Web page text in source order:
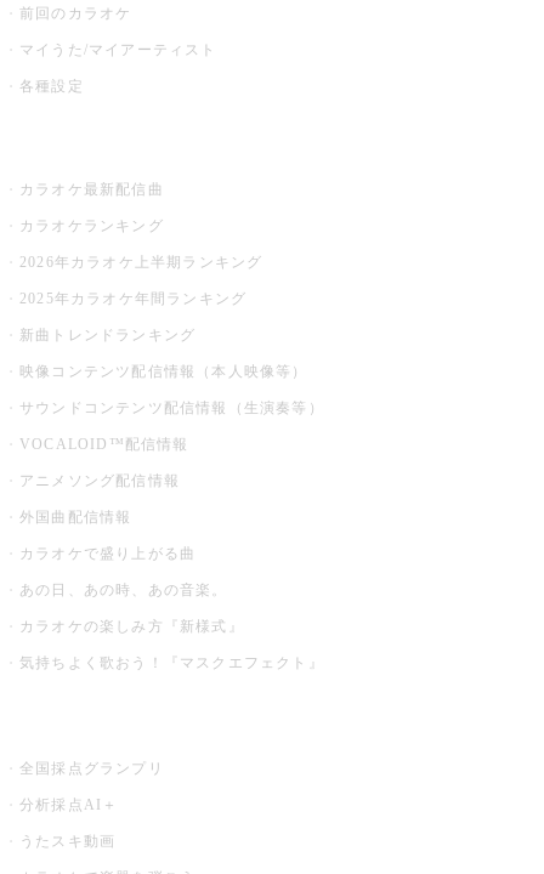
前回のカラオケ
マイうた/マイアーティスト
各種設定
カラオケ最新配信曲
カラオケランキング
2026年カラオケ上半期ランキング
2025年カラオケ年間ランキング
新曲トレンドランキング
映像コンテンツ配信情報（本人映像等）
サウンドコンテンツ配信情報（生演奏等）
VOCALOID™配信情報
アニメソング配信情報
外国曲配信情報
カラオケで盛り上がる曲
あの日、あの時、あの音楽。
カラオケの楽しみ方『新様式』
気持ちよく歌おう！『マスクエフェクト』
全国採点グランプリ
分析採点AI＋
うたスキ動画